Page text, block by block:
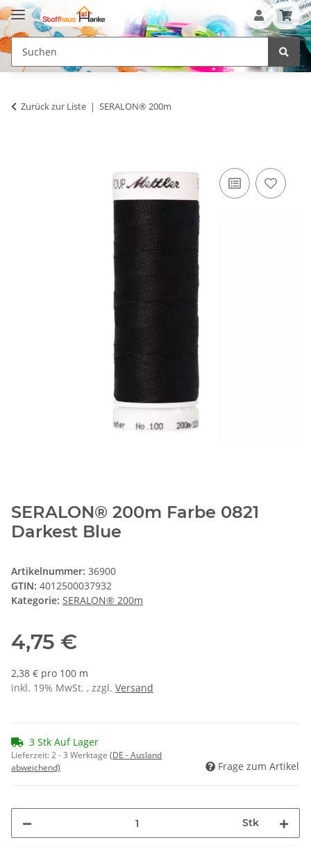
Zurück zur Liste SERALON® 200m
SERALON® 200m Farbe 0821
Darkest Blue
Artikelnummer: 36900
GTIN: 4012500037932
Kategorie: SERALON® 200m
4,75 €
2,38 € pro 100 m
inkl. 19% MwSt. , zzgl. Versand
3 Stk Auf Lager
Lieferzeit:2 - 3 Werktage (DE - Ausland
abweichend)
Frage zum Artikel
Stk